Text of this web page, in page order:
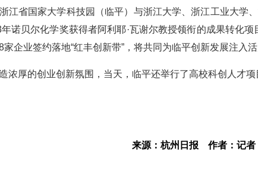
江省国家大学科技园（临平）与浙江大学、浙江工业大学
年诺贝尔化学奖获得者阿利耶·瓦谢尔教授领衔的成果转化
企业签约落地“红丰创新带”，将共同为临平创新发展注入活
浓厚的创业创新氛围，当天，临平还举行了高校科创人才
来源：杭州日报 作者：记